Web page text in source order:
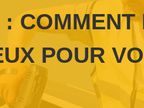
POUR